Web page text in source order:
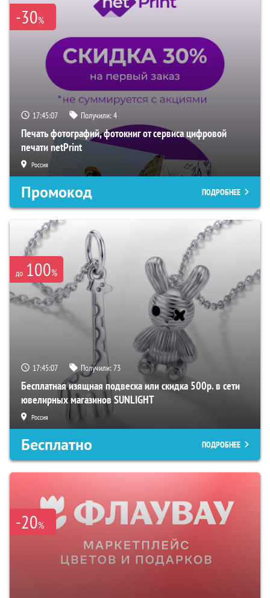
-30%
17:45:06 Получили:4
Печать фотографий, фотокниг от сервиса цифровой
печати netPrint
Россия
Промокод ПОДРОБНЕЕ
до 100%
17:45:06 Получили:73
Бесплатная изящная подвеска или скидка 500р. в сети
ювелирных магазинов SUNLIGHT
Россия
Бесплатно ПОДРОБНЕЕ
-20%